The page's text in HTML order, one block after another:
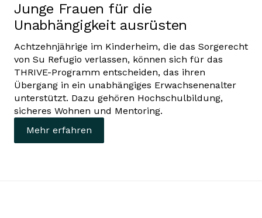
Junge Frauen für die
Unabhängigkeit ausrüsten
Achtzehnjährige im Kinderheim, die das Sorgerecht
von Su Refugio verlassen, können sich für das
THRIVE-Programm entscheiden, das ihren
Übergang in ein unabhängiges Erwachsenenalter
unterstützt. Dazu gehören Hochschulbildung,
sicheres Wohnen und Mentoring.
Mehr erfahren